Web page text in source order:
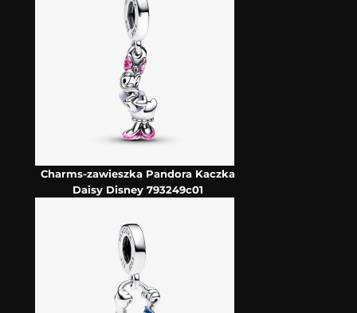
Charms-zawieszka Pandora Kaczka
Daisy Disney 793249c01